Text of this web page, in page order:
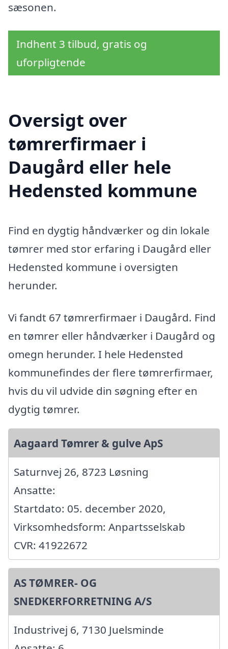
sæsonen.
Indhent 3 tilbud, gratis og
uforpligtende
Oversigt over
tømrerfirmaer i
Daugård eller hele
Hedensted kommune
Find en dygtig håndværker og din lokale
tømrer med stor erfaring i Daugård eller
Hedensted kommune i oversigten
herunder.
Vi fandt 67 tømrerfirmaer i Daugård. Find
en tømrer eller håndværker i Daugård og
omegn herunder. I hele Hedensted
kommunefindes der flere tømrerfirmaer,
hvis du vil udvide din søgning efter en
dygtig tømrer.
Aagaard Tømrer & gulve ApS
Saturnvej 26, 8723 Løsning
Ansatte:
Startdato: 05. december 2020,
Virksomhedsform: Anpartsselskab
CVR: 41922672
AS TØMRER- OG
SNEDKERFORRETNING A/S
Industrivej 6, 7130 Juelsminde